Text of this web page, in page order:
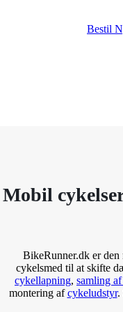
Bestil
Mobil
BikeRunner.dk er
cykelsmed til at skifte
cykellapning, samling
montering afcykeludstyr.